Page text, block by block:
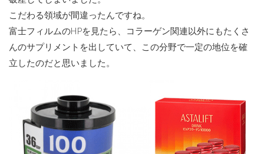
こだわる領域が間違ったんですね。
富士フィルムのHPを見たら、コラーゲン関連以外にもたくさ
んのサプリメントを出していて、この分野で一定の地位を確
立したのだと思いました。